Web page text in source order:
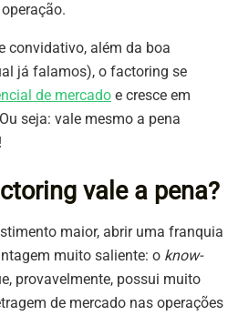
convidativo, além da boa
já falamos), o factoring se
de mercado e cresce em
seja: vale mesmo a pena
vale a pena?
maior, abrir uma franquia
muito saliente: o know-
provavelmente, possui muito
de mercado nas operações